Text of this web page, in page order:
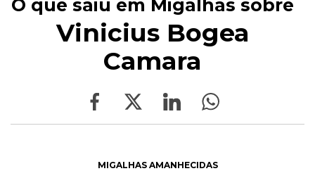
O que saiu em Migalhas sobre
Vinicius Bogea
Camara
MIGALHAS AMANHECIDAS